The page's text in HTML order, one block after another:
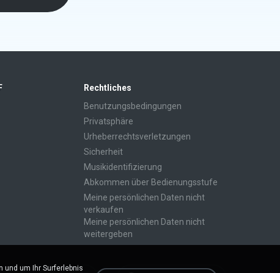
Rechtliches
Benutzungsbedingungen
Privatsphäre
Urheberrechtsverletzungen
Sicherheit
Musikidentifizierung
Abkommen über Bedienungsstufe
Meine persönlichen Daten nicht
verkaufen
Meine persönlichen Daten nicht
weitergeben
und um Ihr Surferlebnis